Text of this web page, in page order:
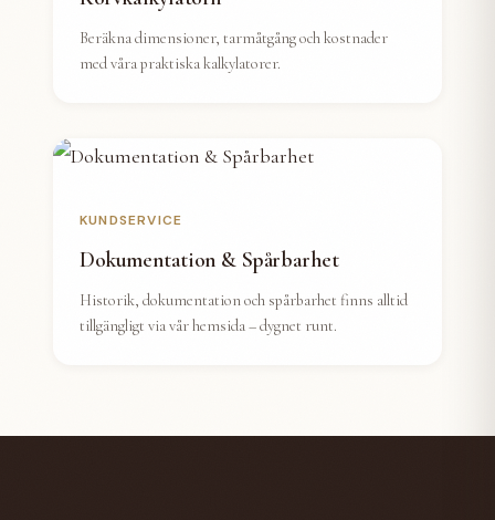
Beräkna dimensioner, tarmåtgång och kostnader
med våra praktiska kalkylatorer.
KUNDSERVICE
Dokumentation & Spårbarhet
Historik, dokumentation och spårbarhet finns alltid
tillgängligt via vår hemsida – dygnet runt.